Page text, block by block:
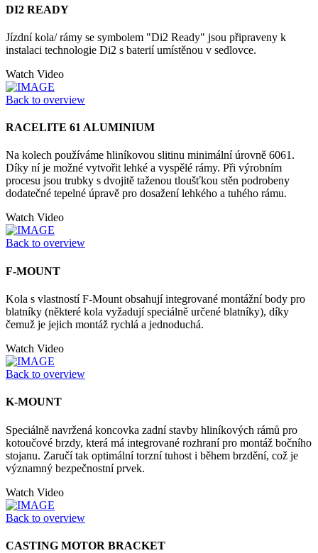
DI2 READY
Jízdní kola/ rámy se symbolem "Di2 Ready" jsou připraveny k
instalaci technologie Di2 s baterií umístěnou v sedlovce.
Watch Video
Back to overview
RACELITE 61 ALUMINIUM
Na kolech používáme hliníkovou slitinu minimální úrovně 6061.
Díky ní je možné vytvořit lehké a vyspělé rámy. Při výrobním
procesu jsou trubky s dvojitě taženou tloušťkou stěn podrobeny
dodatečné tepelné úpravě pro dosažení lehkého a tuhého rámu.
Watch Video
Back to overview
F-MOUNT
Kola s vlastností F-Mount obsahují integrované montážní body pro
blatníky (některé kola vyžadují speciálně určené blatníky), díky
čemuž je jejich montáž rychlá a jednoduchá.
Watch Video
Back to overview
K-MOUNT
Speciálně navržená koncovka zadní stavby hliníkových rámů pro
kotoučové brzdy, která má integrované rozhraní pro montáž bočního
stojanu. Zaručí tak optimální torzní tuhost i během brzdění, což je
významný bezpečnostní prvek.
Watch Video
Back to overview
CASTING MOTOR BRACKET